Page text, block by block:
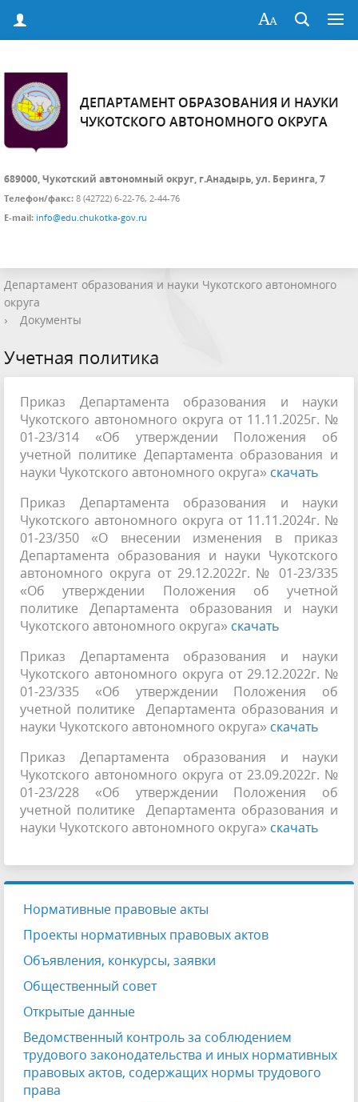
ДЕПАРТАМЕНТ ОБРАЗОВАНИЯ И НАУКИ
ЧУКОТСКОГО АВТОНОМНОГО ОКРУГА
689000, Чукотский автономный округ, г.Анадырь, ул. Беринга, 7
Телефон/факс: 8 (42722) 6-22-76, 2-44-76
E-mail: info@edu.chukotka-gov.ru
Департамент образования и науки Чукотского автономного
округа
›
Документы
Учетная политика
Приказ Департамента образования и науки
Чукотского автономного округа от 11.11.2025г. №
01-23/314 «Об утверждении Положения об
учетной политике Департамента образования и
науки Чукотского автономного округа» скачать
Приказ Департамента образования и науки
Чукотского автономного округа от 11.11.2024г. №
01-23/350 «О внесении изменения в приказ
Департамента образования и науки Чукотского
автономного округа от 29.12.2022г. № 01-23/335
«Об утверждении Положения об учетной
политике Департамента образования и науки
Чукотского автономного округа» скачать
Приказ Департамента образования и науки
Чукотского автономного округа от 29.12.2022г. №
01-23/335 «Об утверждении Положения об
учетной политике Департамента образования и
науки Чукотского автономного округа» скачать
Приказ Департамента образования и науки
Чукотского автономного округа от 23.09.2022г. №
01-23/228 «Об утверждении Положения об
учетной политике Департамента образования и
науки Чукотского автономного округа» скачать
Нормативные правовые акты
Проекты нормативных правовых актов
Объявления, конкурсы, заявки
Общественный совет
Открытые данные
Ведомственный контроль за соблюдением
трудового законодательства и иных нормативных
правовых актов, содержащих нормы трудового
права